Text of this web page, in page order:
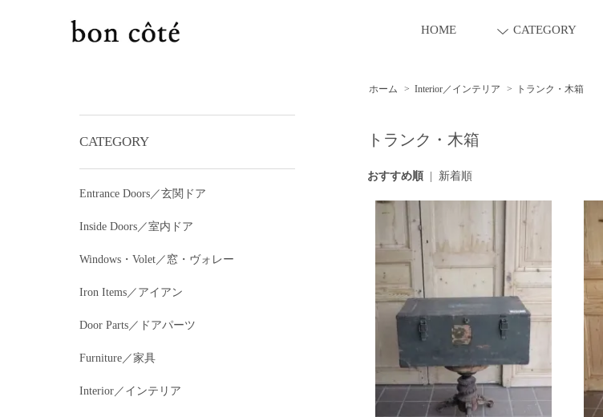
HOME CATEGORY
ホーム > Interior／インテリア > トランク・木箱
トランク・木箱
おすすめ順| 新着順
CATEGORY
Entrance Doors／玄関ドア
Inside Doors／室内ドア
Windows・Volet／窓・ヴォレー
Iron Items／アイアン
Door Parts／ドアパーツ
Furniture／家具
Interior／インテリア